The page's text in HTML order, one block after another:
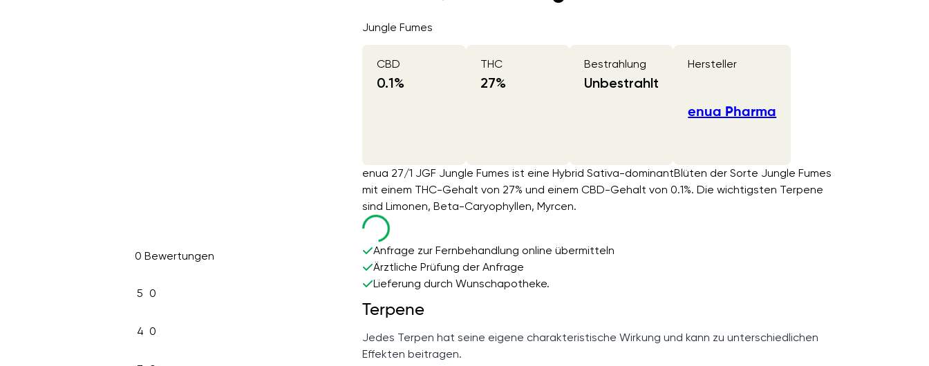
0 Bewertungen
5 0
4 0
Jungle Fumes
CBD
0.1%
THC
27%
Bestrahlung
Unbestrahlt
Hersteller
enua Pharma
enua 27/1 JGF Jungle Fumes ist eine Hybrid Sativa-dominantBlüten der Sorte Jungle Fumes
mit einem THC-Gehalt von 27% und einem CBD-Gehalt von 0.1%. Die wichtigsten Terpene
sind Limonen, Beta-Caryophyllen, Myrcen.
Anfrage zur Fernbehandlung online übermitteln
Ärztliche Prüfung der Anfrage
Lieferung durch Wunschapotheke.
Terpene
Jedes Terpen hat seine eigene charakteristische Wirkung und kann zu unterschiedlichen
Effekten beitragen.